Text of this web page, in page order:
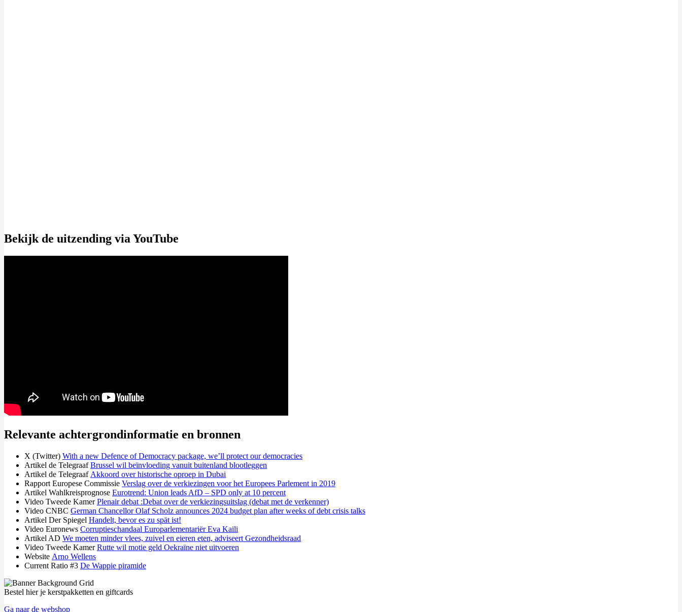
Bekijk de uitzending via YouTube
Relevante achtergrondinformatie en bronnen
X (Twitter) With a new Defence of Democracy package, we’ll protect our democracies
Artikel de TelegraafBrussel wil beïnvloeding vanuit buitenland blootleggen
Artikel de Telegraaf Akkoord over historische oproep in Dubai
Rapport Europese Commissie Verslag over de verkiezingen voor het Europees Parlement in 2019
Artikel Wahlkreisprognose Eurotrend: Union leads AfD – SPD only at 10 percent
Video Tweede KamerPlenair debat :Debat over de verkiezingsuitslag (debat met de verkenner)
Video CNBC German Chancellor Olaf Scholz announces 2024 budget plan after weeks of debt crisis talks
Artikel Der Spiegel Handelt, bevor es zu spät ist!
Video Euronews Corruptieschandaal Europarlementariër Eva Kaili
Artikel AD We moeten minder vlees, zuivel en eieren eten, adviseert Gezondheidsraad
Video Tweede KamerRutte wil motie geld Oekraïne niet uitvoeren
Website Arno Wellens
Current Ratio #3 De Wappie piramide
Bestel hier je kerstpakketten en giftcards
Ga naar de webshop